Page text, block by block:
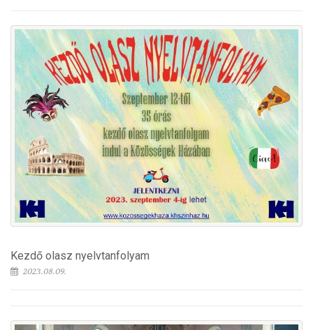
Kezdő olasz nyelvtanfolyam
2023.08.09.